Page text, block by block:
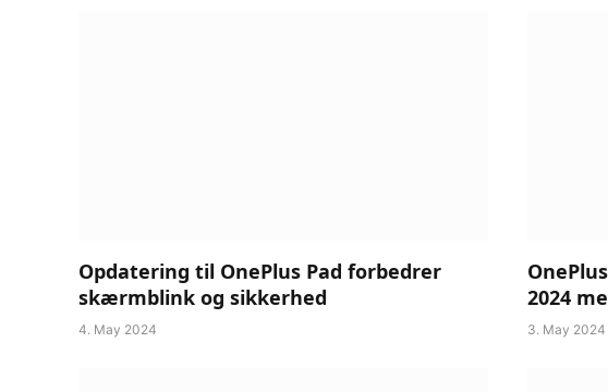
Opdatering til OnePlus Pad forbedrer
skærmblink og sikkerhed
4. May 2024
2024
3. May 2024